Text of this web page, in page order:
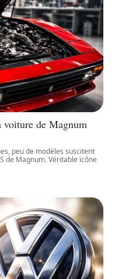
voiture de Magnum
peu de modèles suscitent
de Magnum. Véritable icône